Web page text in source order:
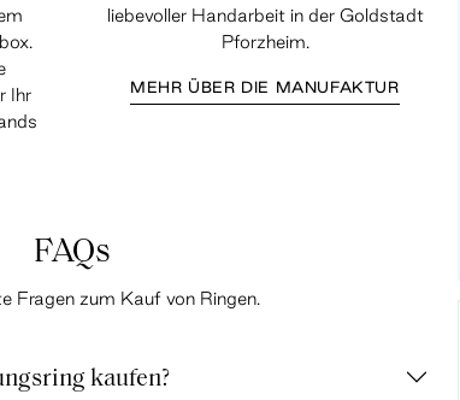
Ihr
liebevoller Handarbeit in der Goldstadt
Pforzheim.
MEHR ÜBER DIE MANUFAKTUR
FAQs
Fragen zum Kauf von Ringen.
kaufen?